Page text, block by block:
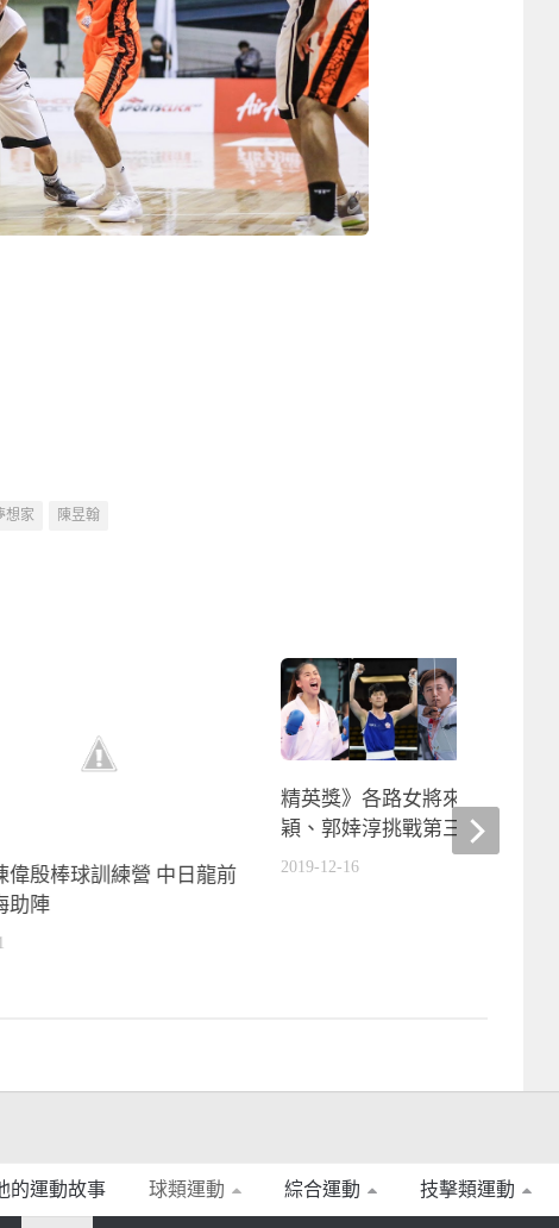
想家 陳昱翰
偉殷棒球訓練營 中日龍前
助陣
精英獎》各路女將來勢洶洶 戴資
穎、郭婞淳挑戰第三次奪獎
2019-12-16
的運動故事 球類運動 綜合運動 技擊類運動